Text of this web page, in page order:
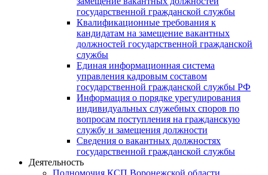
государственной гражданской службы
Квалификационные требования к
кандидатам на замещение вакантных
должностей государственной гражданской
службы
Единая информационная система
управления кадровым составом
государственной гражданской службы РФ
Информация о порядке урегулирования
индивидуальных служебных споров по
вопросам поступления на гражданскую
службу и замещения должности
Сведения о вакантных должностях
государственной гражданской службы
Деятельность
Полномочия КСП Воронежской области